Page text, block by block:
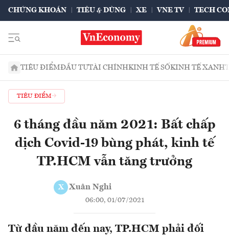
CHỨNG KHOÁN TIÊU & DÙNG XE VNE TV TECH
TIÊU ĐIỂMĐẦU TƯTÀI CHÍNHKINH TẾ SỐKINH TẾ XANH
TIÊU ĐIỂM
6 tháng đầu năm 2021: Bất chấp
dịch Covid-19 bùng phát, kinh tế
TP.HCM vẫn tăng trưởng
X Xuân Nghi
06:00, 01/07/2021
Từ đầu năm đến nay, TP.HCM phải đối